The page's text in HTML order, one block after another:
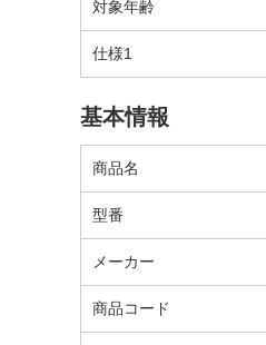
対象年齢
仕様1
基本情報
商品名
型番
メーカー
商品コード